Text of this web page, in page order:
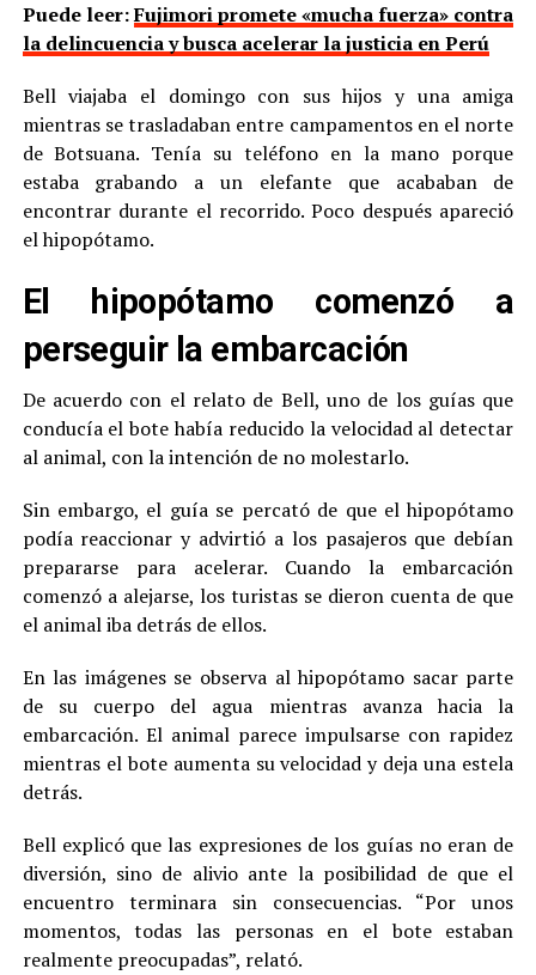
Puede leer:Fujimori promete «mucha fuerza» contra
la delincuencia y busca acelerar la justicia en Perú
Bell viajaba el domingo con sus hijos y una amiga
mientras se trasladaban entre campamentos en el norte
de Botsuana. Tenía su teléfono en la mano porque
estaba grabando a un elefante que acababan de
encontrar durante el recorrido. Poco después apareció
el hipopótamo.
El hipopótamo comenzó a
perseguir la embarcación
De acuerdo con el relato de Bell, uno de los guías que
conducía el bote había reducido la velocidad al detectar
al animal, con la intención de no molestarlo.
Sin embargo, el guía se percató de que el hipopótamo
podía reaccionar y advirtió a los pasajeros que debían
prepararse para acelerar. Cuando la embarcación
comenzó a alejarse, los turistas se dieron cuenta de que
el animal iba detrás de ellos.
En las imágenes se observa al hipopótamo sacar parte
de su cuerpo del agua mientras avanza hacia la
embarcación. El animal parece impulsarse con rapidez
mientras el bote aumenta su velocidad y deja una estela
detrás.
Bell explicó que las expresiones de los guías no eran de
diversión, sino de alivio ante la posibilidad de que el
encuentro terminara sin consecuencias. “Por unos
momentos, todas las personas en el bote estaban
realmente preocupadas”, relató.